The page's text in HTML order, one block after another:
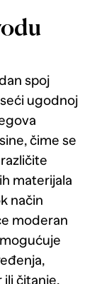
spoj
ugodnoj
čime se
materijala
način
moderan
čitanje.